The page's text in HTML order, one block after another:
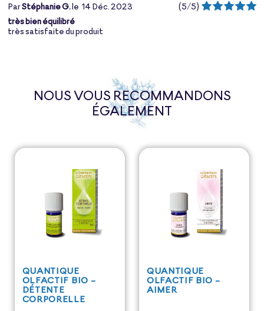
ParStéphanie G.le 14 Déc. 2023 (5/5)
très bien équilibré
très satisfaite du produit
NOUS VOUS RECOMMANDONS
ÉGALEMENT
QUANTIQUE
OLFACTIF BIO -
DÉTENTE
CORPORELLE
QUANTIQUE
OLFACTIF BIO -
AIMER